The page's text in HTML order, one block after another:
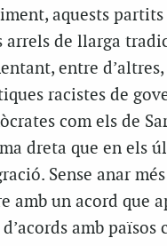
aquests
arrels de llarga
entre d’altres,
racistes de
com els de
dreta que en els
Sense anar
amb un acord que
amb països